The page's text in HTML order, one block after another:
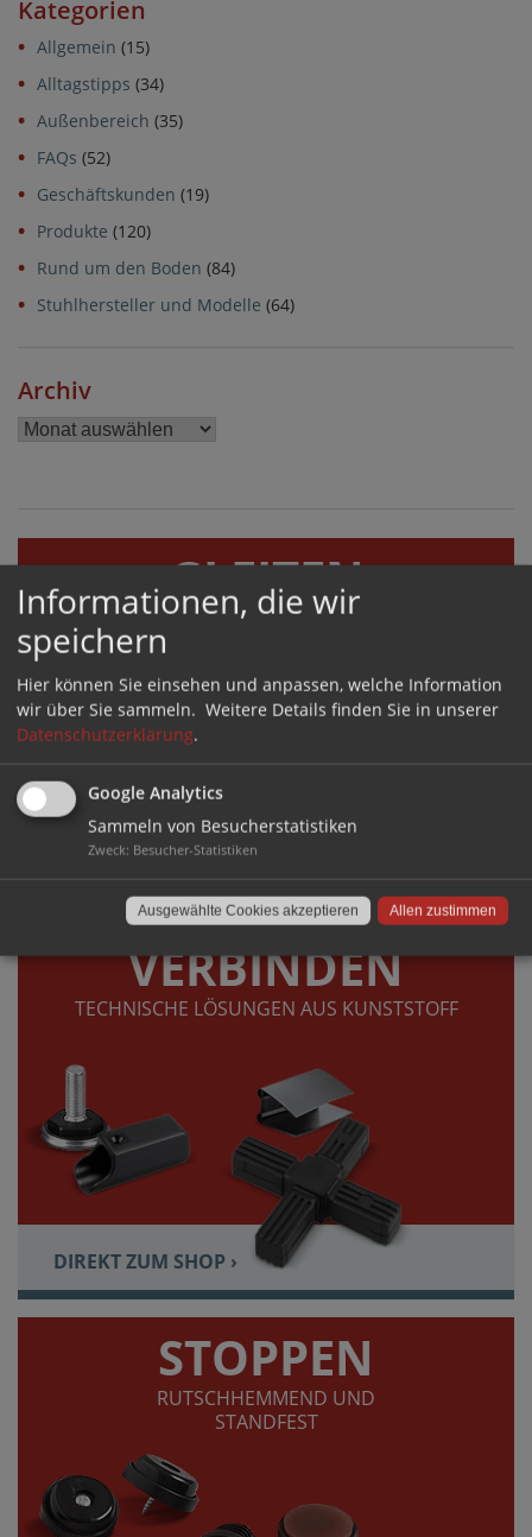
Kategorien
Allgemein (15)
Alltagstipps (34)
Außenbereich (35)
FAQs (52)
Geschäftskunden (19)
Produkte (120)
Rund um den Boden (84)
Stuhlhersteller und Modelle (64)
Archiv
Archiv
GLEITEN
GERÄUSCHHEMMEND UND BODENSCHONEND
VERBINDEN
TECHNISCHE LÖSUNGEN AUS KUNSTSTOFF
DIREKT ZUM SHOP ›
STOPPEN
RUTSCHHEMMEND UND
STANDFEST
Informationen, die wir
speichern
Hier können Sie einsehen und anpassen, welche Information
wir über Sie sammeln. Weitere Details finden Sie in unserer
Datenschutzerklärung.
Google Analytics
Sammeln von Besucherstatistiken
Zweck: Besucher-Statistiken
Allen zustimmen
Ausgewählte Cookies akzeptieren